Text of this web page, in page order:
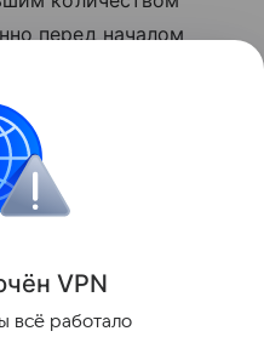
перед началом
наземные
Поделиться
ён VPN
всё работало